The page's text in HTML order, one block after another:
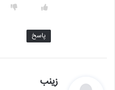
پاسخ
زینب